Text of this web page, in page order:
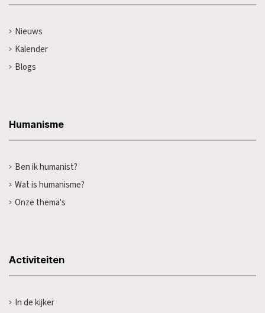
Nieuws
Kalender
Blogs
Humanisme
Ben ik humanist?
Wat is humanisme?
Onze thema's
Activiteiten
In de kijker